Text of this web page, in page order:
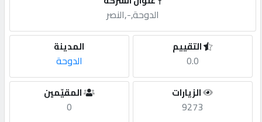
مطلوب
طلب
الدوحة,-,النصر
المدينة
الدوحة
التقييم
0.0
المقيّمين
0
الزيارات
9273